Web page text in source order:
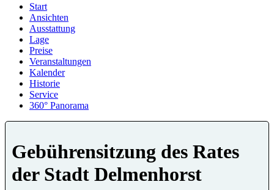
Start
Ansichten
Ausstattung
Lage
Preise
Veranstaltungen
Kalender
Historie
Service
360° Panorama
Gebührensitzung des Rates
der Stadt Delmenhorst